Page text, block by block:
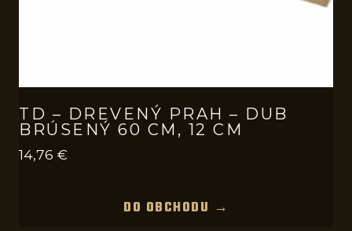
TD – DREVENÝ PRAH – DUB
BRÚSENÝ 60 CM, 12 CM
14,76 €
DO OBCHODU →